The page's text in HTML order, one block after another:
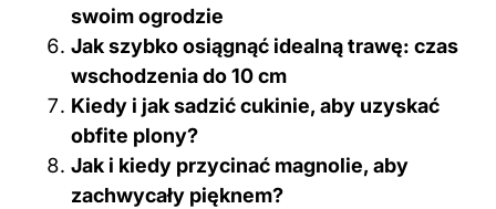
swoim ogrodzie
Jak szybko osiągnąć idealną trawę: czas
wschodzenia do 10 cm
Kiedy i jak sadzić cukinie, aby uzyskać
obfite plony?
Jak i kiedy przycinać magnolie, aby
zachwycały pięknem?